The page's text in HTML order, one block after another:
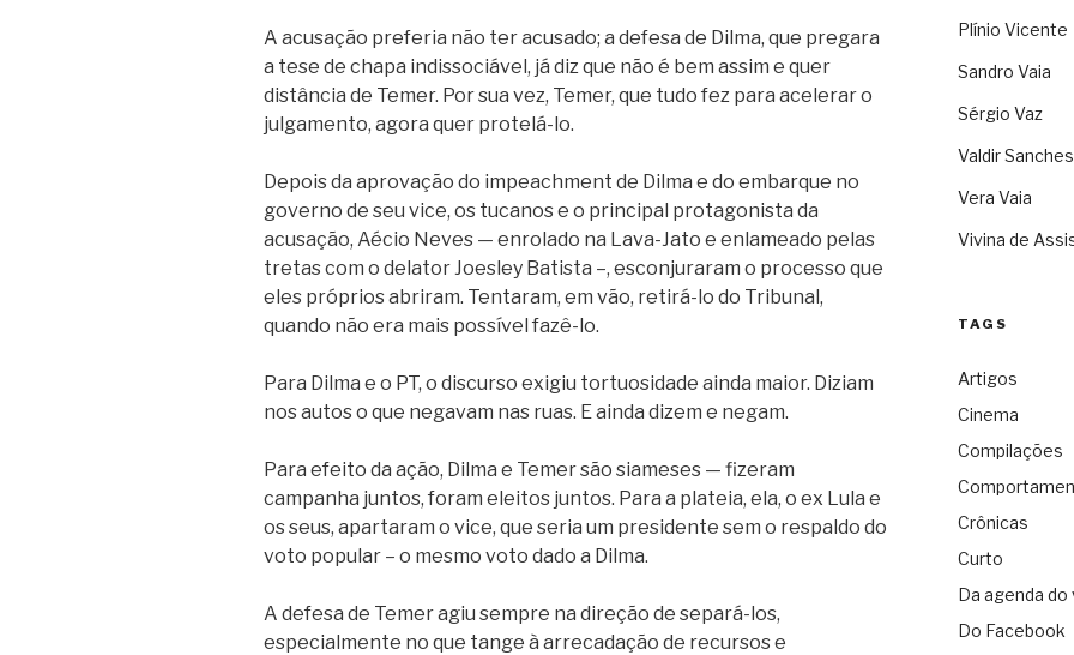
A acusação preferia não ter acusado; a defesa de Dilma, que pregara
a tese de chapa indissociável, já diz que não é bem assim e quer
distância de Temer. Por sua vez, Temer, que tudo fez para acelerar o
julgamento, agora quer protelá-lo.
Depois da aprovação do impeachment de Dilma e do embarque no
governo de seu vice, os tucanos e o principal protagonista da
acusação, Aécio Neves — enrolado na Lava-Jato e enlameado pelas
tretas com o delator Joesley Batista –, esconjuraram o processo que
eles próprios abriram. Tentaram, em vão, retirá-lo do Tribunal,
quando não era mais possível fazê-lo.
Para Dilma e o PT, o discurso exigiu tortuosidade ainda maior. Diziam
nos autos o que negavam nas ruas. E ainda dizem e negam.
Para efeito da ação, Dilma e Temer são siameses — fizeram
campanha juntos, foram eleitos juntos. Para a plateia, ela, o ex Lula e
os seus, apartaram o vice, que seria um presidente sem o respaldo do
voto popular – o mesmo voto dado a Dilma.
A defesa de Temer agiu sempre na direção de separá-los,
especialmente no que tange à arrecadação de recursos e
Plínio Vicente
Sandro Vaia
Sérgio Vaz
Valdir Sanches
Vera Vaia
Vivina de
TAGS
Artigos
Cinema
Compilações
Crônicas
Curto
Da agenda do
Do Facebook